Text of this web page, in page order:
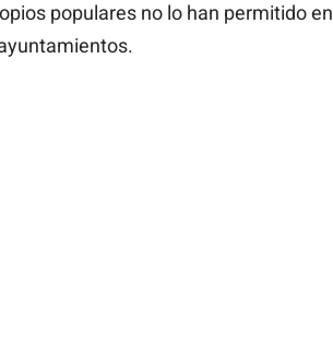
populares no lo han permitido en